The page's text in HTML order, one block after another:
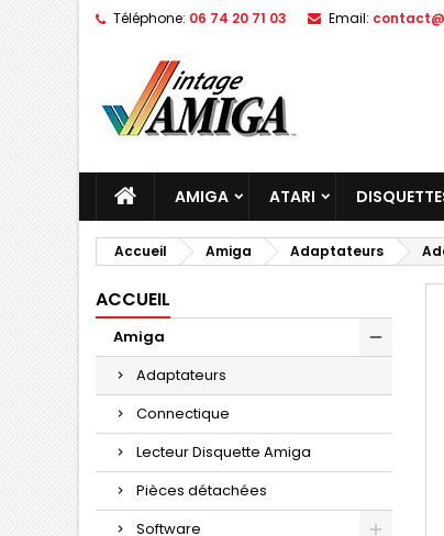
Téléphone: 06 74 20 71 03 Email:
AMIGA ATARI
Accueil Amiga Adaptateurs
ACCUEIL
Amiga
Adaptateurs
Connectique
Lecteur Disquette Amiga
Pièces détachées
Software